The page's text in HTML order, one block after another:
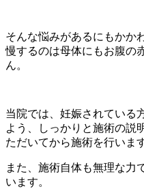
そんな悩みがあるにもかか
慢するのは母体にもお腹の
ん。
当院では、妊娠されている
よう、しっかりと施術の説
ただいてから施術を行います
また、施術自体も無理な力
います。